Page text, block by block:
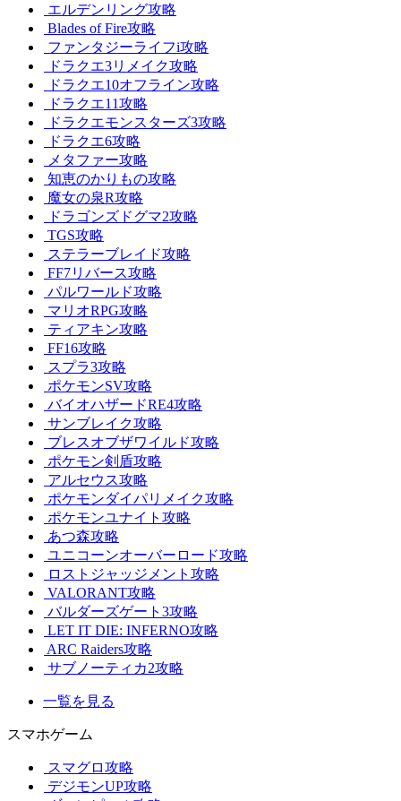
エルデンリング攻略
Blades of Fire攻略
ファンタジーライフi攻略
ドラクエ3リメイク攻略
ドラクエ10オフライン攻略
ドラクエ11攻略
ドラクエモンスターズ3攻略
ドラクエ6攻略
メタファー攻略
知恵のかりもの攻略
魔女の泉R攻略
ドラゴンズドグマ2攻略
TGS攻略
ステラーブレイド攻略
FF7リバース攻略
パルワールド攻略
マリオRPG攻略
ティアキン攻略
FF16攻略
スプラ3攻略
ポケモンSV攻略
バイオハザードRE4攻略
サンブレイク攻略
ブレスオブザワイルド攻略
ポケモン剣盾攻略
アルセウス攻略
ポケモンダイパリメイク攻略
ポケモンユナイト攻略
あつ森攻略
ユニコーンオーバーロード攻略
ロストジャッジメント攻略
VALORANT攻略
バルダーズゲート3攻略
LET IT DIE: INFERNO攻略
ARC Raiders攻略
サブノーティカ2攻略
一覧を見る
スマホゲーム
スマグロ攻略
デジモンUP攻略